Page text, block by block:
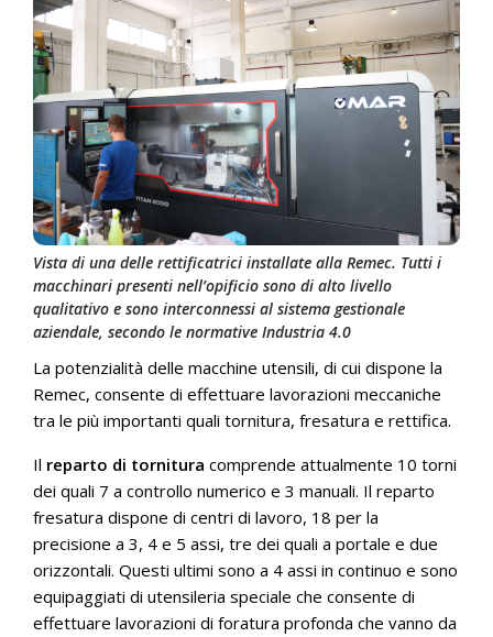
Vista di una delle rettificatrici installate alla Remec. Tutti i
macchinari presenti nell’opificio sono di alto livello
qualitativo e sono interconnessi al sistema gestionale
aziendale, secondo le normative Industria 4.0
La potenzialità delle macchine utensili, di cui dispone la
Remec, consente di effettuare lavorazioni meccaniche
tra le più importanti quali tornitura, fresatura e rettifica.
Il reparto di tornitura comprende attualmente 10 torni
dei quali 7 a controllo numerico e 3 manuali. Il reparto
fresatura dispone di centri di lavoro, 18 per la
precisione a 3, 4 e 5 assi, tre dei quali a portale e due
orizzontali. Questi ultimi sono a 4 assi in continuo e sono
equipaggiati di utensileria speciale che consente di
effettuare lavorazioni di foratura profonda che vanno da